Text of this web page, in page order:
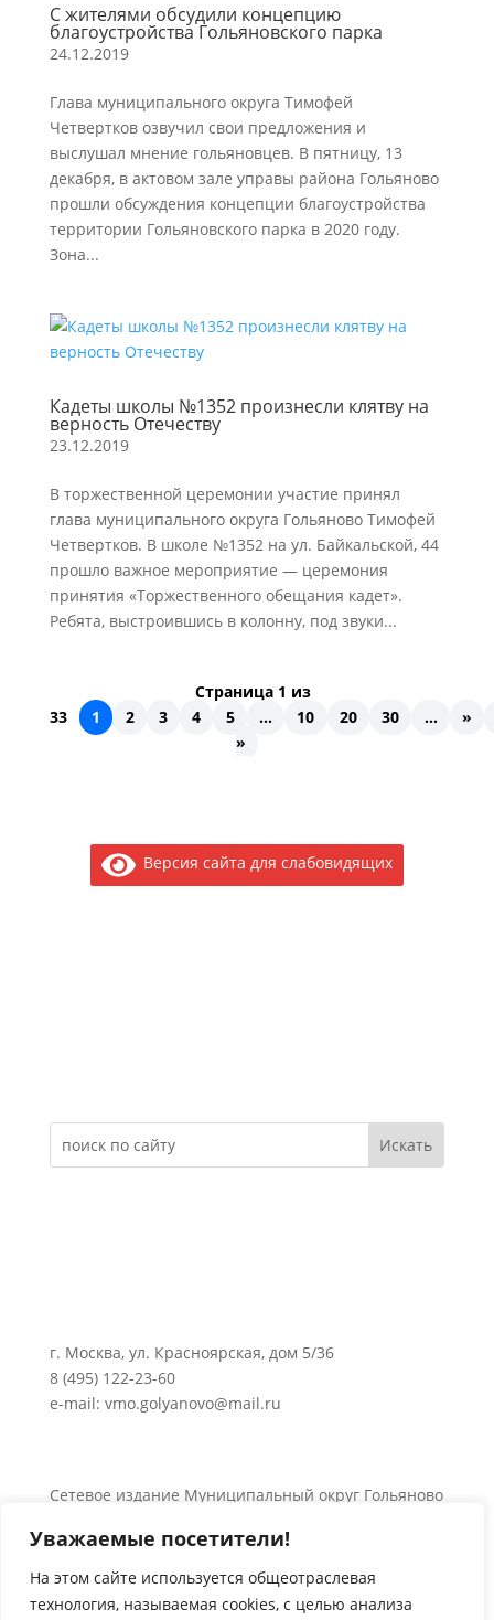
Уважаемые посетители!
На этом сайте используется общеотраслевая
технология, называемая cookies, с целью анализа
С жителями обсудили концепцию
благоустройства Гольяновского парка
24.12.2019
Глава муниципального округа Тимофей
Четвертков озвучил свои предложения и
выслушал мнение гольяновцев. В пятницу, 13
декабря, в актовом зале управы района Гольяново
прошли обсуждения концепции благоустройства
территории Гольяновского парка в 2020 году.
Зона...
Кадеты школы №1352 произнесли клятву на
верность Отечеству
23.12.2019
В торжественной церемонии участие принял
глава муниципального округа Гольяново Тимофей
Четвертков. В школе №1352 на ул. Байкальской, 44
прошло важное мероприятие — церемония
принятия «Торжественного обещания кадет».
Ребята, выстроившись в колонну, под звуки...
Страница 1 из
33
1 2 3 4 5 ... 10 20 30 ...
»
»
Версия сайта для слабовидящих
г. Москва, ул. Красноярская, дом 5/36
8 (495) 122-23-60
e-mail: vmo.golyanovo@mail.ru
Сетевое издание Муниципальный округ Гольяново
Об использовании информации сайта.
© 2024 Все права защищены.